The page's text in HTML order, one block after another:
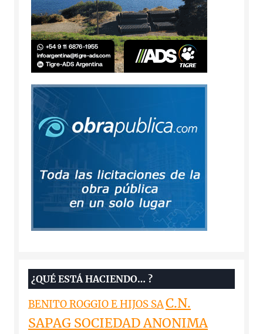
¿QUÉ ESTÁ HACIENDO… ?
BENITO ROGGIO E HIJOS SAC.N.
SAPAG SOCIEDAD ANONIMA